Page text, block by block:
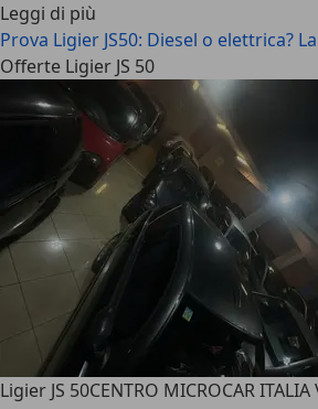
Leggi di più
Prova Ligier JS50: Diesel o elettrica?
Offerte Ligier JS 50
Ligier JS 50CENTRO MICROCAR